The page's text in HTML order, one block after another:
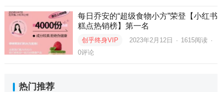
每日乔安的“超级食物小方”荣登【小红书
糕点热销榜】第一名
创乎终身VIP 2023年2月12日 · 1615阅读 ·
0评论
热门推荐